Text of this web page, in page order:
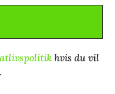
hvis du vil